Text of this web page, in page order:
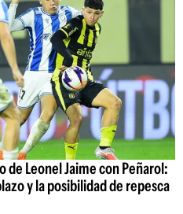
Leonel Jaime con Peñarol:
y la posibilidad de repesca